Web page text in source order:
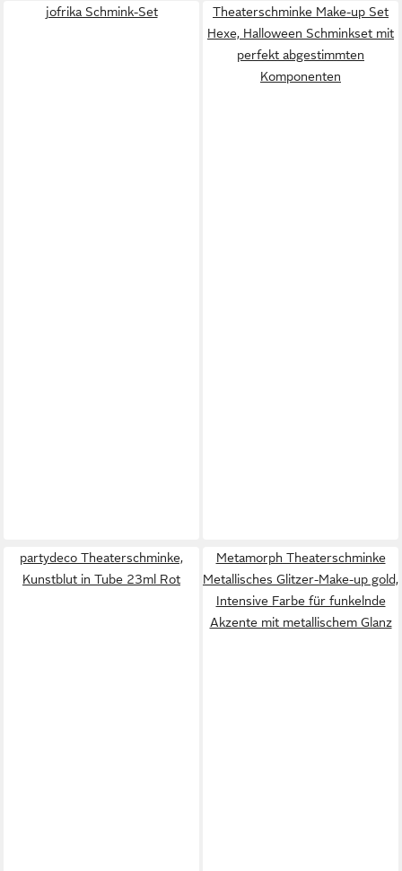
jofrika Schmink-Set
Theaterschminke Make-up Set
Hexe, Halloween Schminkset mit
perfekt abgestimmten
Komponenten
partydeco Theaterschminke,
Kunstblut in Tube 23ml Rot
Metamorph Theaterschminke
Metallisches Glitzer-Make-up gold,
Intensive Farbe für funkelnde
Akzente mit metallischem Glanz